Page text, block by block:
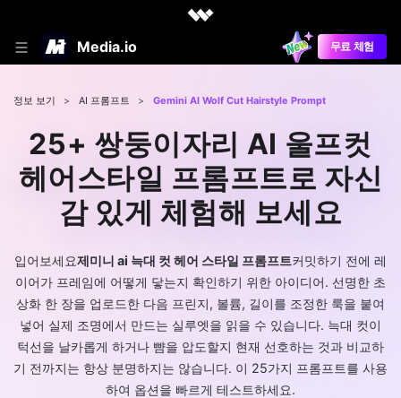
Media.io 무료 체험
정보 보기 > AI 프롬프트 > Gemini AI Wolf Cut Hairstyle Prompt
25+ 쌍둥이자리 AI 울프컷
헤어스타일 프롬프트로 자신
감 있게 체험해 보세요
입어보세요제미니 ai 늑대 컷 헤어 스타일 프롬프트커밋하기 전에 레
이어가 프레임에 어떻게 닿는지 확인하기 위한 아이디어. 선명한 초
상화 한 장을 업로드한 다음 프린지, 볼륨, 길이를 조정한 룩을 붙여
넣어 실제 조명에서 만드는 실루엣을 읽을 수 있습니다. 늑대 컷이
턱선을 날카롭게 하거나 뺨을 압도할지 현재 선호하는 것과 비교하
기 전까지는 항상 분명하지는 않습니다. 이 25가지 프롬프트를 사용
하여 옵션을 빠르게 테스트하세요.